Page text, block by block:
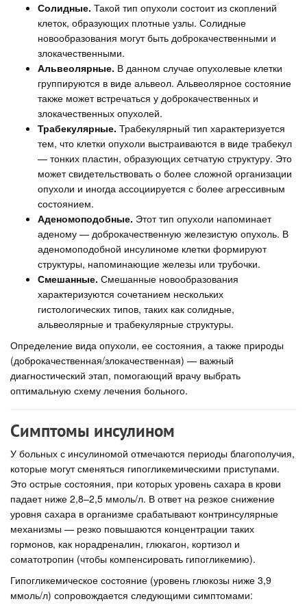
Солидные. Такой тип опухоли состоит из скоплений
клеток, образующих плотные узлы. Солидные
новообразования могут быть доброкачественными и
злокачественными.
Альвеолярные. В данном случае опухолевые клетки
группируются в виде альвеол. Альвеолярное состояние
также может встречаться у доброкачественных и
злокачественных опухолей.
Трабекулярные. Трабекулярный тип характеризуется
тем, что клетки опухоли выстраиваются в виде трабекул
— тонких пластин, образующих сетчатую структуру. Это
может свидетельствовать о более сложной организации
опухоли и иногда ассоциируется с более агрессивным
состоянием.
Аденомоподобные. Этот тип опухоли напоминает
аденому — доброкачественную железистую опухоль. В
аденомоподобной инсулиноме клетки формируют
структуры, напоминающие железы или трубочки.
Смешанные. Смешанные новообразования
характеризуются сочетанием нескольких
гистологических типов, таких как солидные,
альвеолярные и трабекулярные структуры.
Определение вида опухоли, ее состояния, а также природы
(доброкачественная/злокачественная) — важный
диагностический этап, помогающий врачу выбрать
оптимальную схему лечения больного.
Симптомы инсулином
У больных с инсулиномой отмечаются периоды благополучия,
которые могут сменяться гипогликемическими приступами.
Это острые состояния, при которых уровень сахара в крови
падает ниже 2,8–2,5 ммоль/л. В ответ на резкое снижение
уровня сахара в организме срабатывают контринсулярные
механизмы — резко повышаются концентрации таких
гормонов, как норадреналин, глюкагон, кортизол и
соматотропин (чтобы компенсировать гипогликемию).
Гипогликемическое состояние (уровень глюкозы ниже 3,9
ммоль/л) сопровождается следующими симптомами: